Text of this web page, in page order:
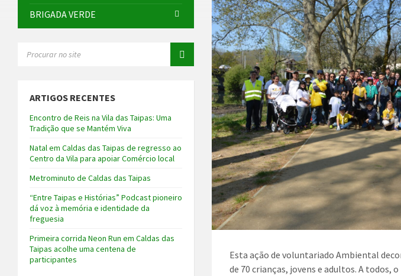
Esta ação de voluntariado Ambiental
de 70 crianças, jovens e adultos. A todos,
BRIGADA VERDE
ARTIGOS RECENTES
Encontro de Reis na Vila das Taipas: Uma
Tradição que se Mantém Viva
Natal em Caldas das Taipas de regresso ao
Centro da Vila para apoiar Comércio local
Metrominuto de Caldas das Taipas
“Entre Taipas e Histórias” Podcast pioneiro
dá voz à memória e identidade da
freguesia
Primeira corrida Neon Run em Caldas das
Taipas acolhe uma centena de
participantes